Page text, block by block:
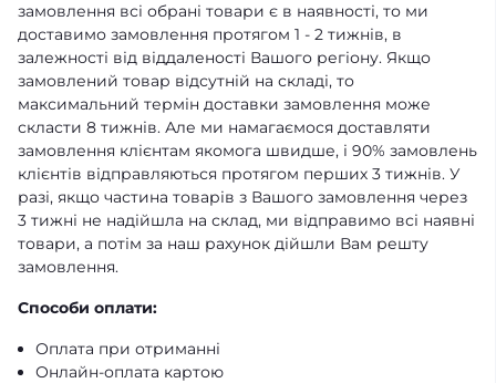
замовлення всі обрані товари є в наявності, то ми
доставимо замовлення протягом 1 - 2 тижнів, в
залежності від віддаленості Вашого регіону. Якщо
замовлений товар відсутній на складі, то
максимальний термін доставки замовлення може
скласти 8 тижнів. Але ми намагаємося доставляти
замовлення клієнтам якомога швидше, і 90% замовлень
клієнтів відправляються протягом перших 3 тижнів. У
разі, якщо частина товарів з Вашого замовлення через
3 тижні не надійшла на склад, ми відправимо всі наявні
товари, а потім за наш рахунок дійшли Вам решту
замовлення.
Способи оплати:
Оплата при отриманні
Онлайн-оплата картою